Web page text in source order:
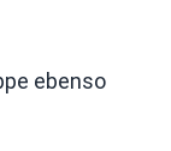
ebenso